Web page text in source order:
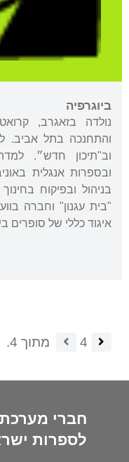
ביוגרפיה
והתחנכה בתל אביב.
וב"תיכון חדש״.
ובספרות אנגלית
בניהול ובפיקוח
"בית עגנון" וחברה
איגוד כללי של
4 מתוך 4.
חברי
לספרות